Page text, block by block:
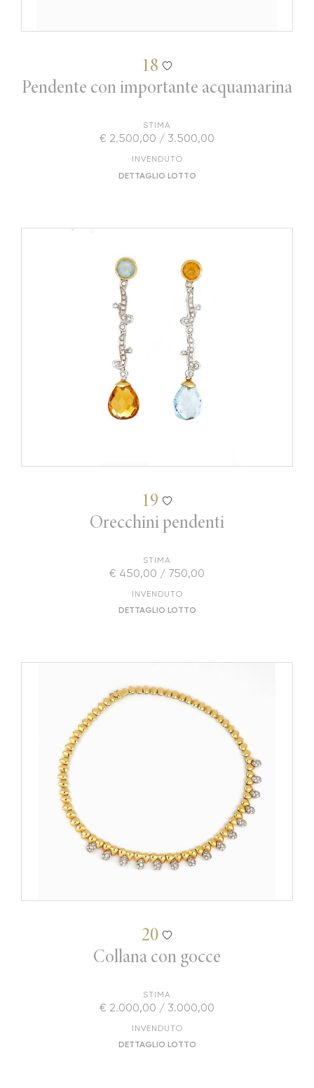
18
Pendente con importante acquamarina
STIMA
€ 2.500,00 / 3.500,00
INVENDUTO
DETTAGLIO LOTTO
19
Orecchini pendenti
STIMA
€ 450,00 / 750,00
INVENDUTO
DETTAGLIO LOTTO
20
Collana con gocce
STIMA
€ 2.000,00 / 3.000,00
INVENDUTO
DETTAGLIO LOTTO